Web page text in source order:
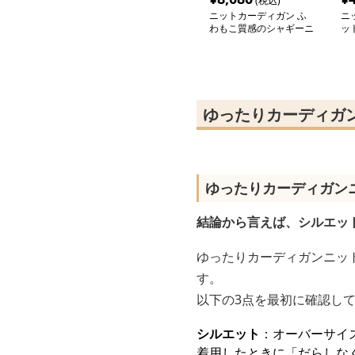
ニットカーディガン ふ
わもこ質感のシャギーニ
ニ
ッ
ゆったりカーディガ
ゆったりカーディガン
結論から言えば、シルエ
ゆったりカーディガンニ
す。
以下の3点を最初に確認し
シルエット ：オーバーサ